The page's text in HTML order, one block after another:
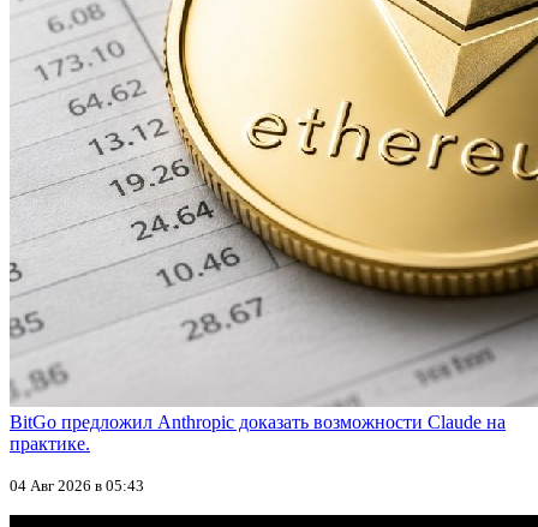
BitGo предложил Anthropic доказать возможности Claude на
практике.
04 Авг 2026 в 05:43